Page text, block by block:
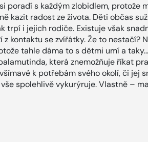
poradí s každým zlobidlem, protože
kazit radost ze života. Děti občas
trpí i jejich rodiče. Existuje však
kontaktu se zvířátky. Že to nestačí?
tahle dáma to s dětmi umí a
která znemožňuje říkat
k potřebám svého okolí, či jej
spolehlivě vykurýruje. Vlastně –